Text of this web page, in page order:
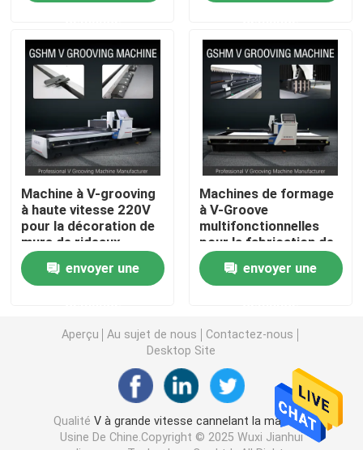
Machine d'encocheuse de V
Découpeuse horizontale de V
Machine de coupeur de cannelure de V
découpeuse de cannelure de v
Découpeuse de tôle de commande numérique par
Découpeuse de la commande numérique par
V machine à sous
Machine de cannelure de V pour le métal
Machine à V-grooving
à haute vitesse 220V
pour la décoration de
murs de rideaux
métalliques
envoyer une
Machines de formage
à V-Groove
multifonctionnelles
pour la fabrication de
tôles métalliques
envoyer une
Aperçu Au sujet de nous
Contactez-nous
Desktop Site
Qualité V à grande vitesse cannelant la machine
Usine De Chine.Copyright © 2025 Wuxi Jianhui